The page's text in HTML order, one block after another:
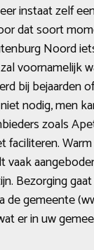
instaat zelf
dat soort
Noord
voornamelijk
bij bejaarden
nodig, men
zoals
faciliteren.
vaak
Bezorging
de gemeente
er in uw